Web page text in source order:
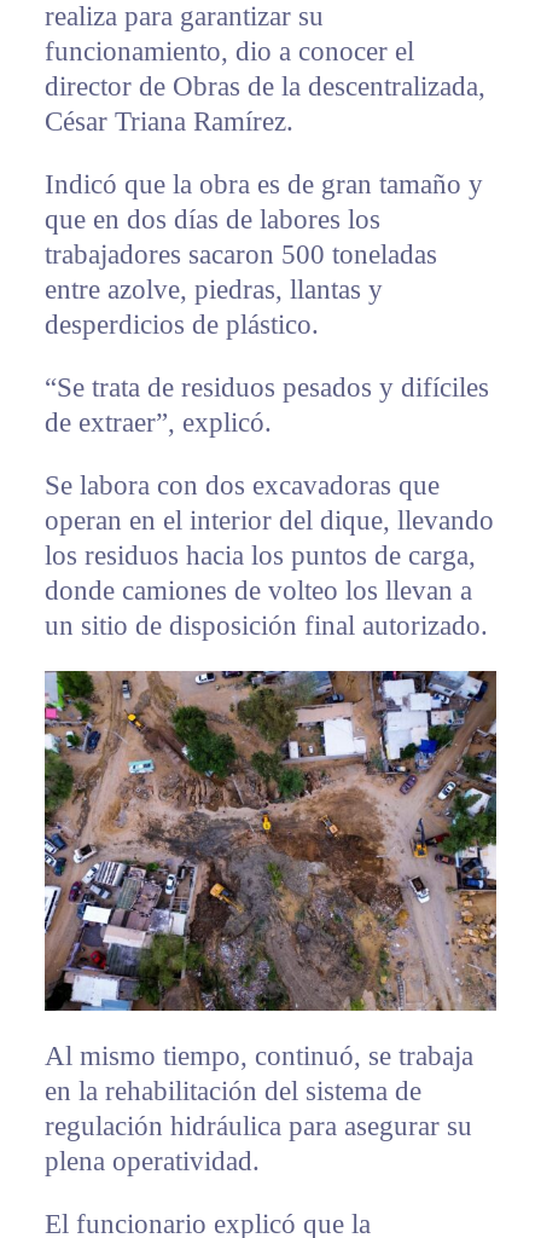
realiza para garantizar su
funcionamiento, dio a conocer el
director de Obras de la descentralizada,
César Triana Ramírez.
Indicó que la obra es de gran tamaño y
que en dos días de labores los
trabajadores sacaron 500 toneladas
entre azolve, piedras, llantas y
desperdicios de plástico.
“Se trata de residuos pesados y difíciles
de extraer”, explicó.
Se labora con dos excavadoras que
operan en el interior del dique, llevando
los residuos hacia los puntos de carga,
donde camiones de volteo los llevan a
un sitio de disposición final autorizado.
Al mismo tiempo, continuó, se trabaja
en la rehabilitación del sistema de
regulación hidráulica para asegurar su
plena operatividad.
El funcionario explicó que la